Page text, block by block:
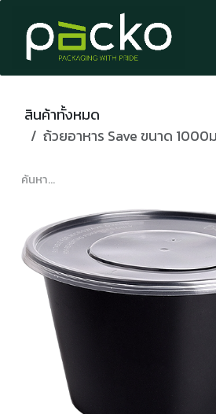
Skip to Content
สินค้าทั้งหมด
ถ้วยอาหาร Save ขนาด 1000